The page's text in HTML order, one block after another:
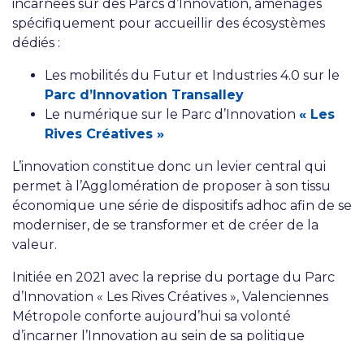
incarnées sur des Parcs d’Innovation, aménagés
spécifiquement pour accueillir des écosystèmes
dédiés :
Les mobilités du Futur et Industries 4.0 sur le
Parc d’Innovation Transalley
Le numérique sur le Parc d’Innovation « Les
Rives Créatives »
L’innovation constitue donc un levier central qui
permet à l’Agglomération de proposer à son tissu
économique une série de dispositifs adhoc afin de se
moderniser, de se transformer et de créer de la
valeur.
Initiée en 2021 avec la reprise du portage du Parc
d’Innovation « Les Rives Créatives », Valenciennes
Métropole conforte aujourd’hui sa volonté
d’incarner l’Innovation au sein de sa politique